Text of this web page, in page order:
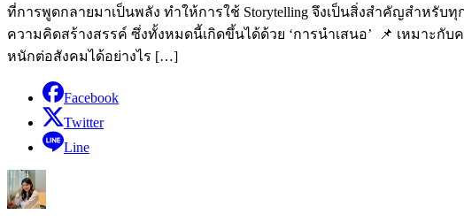
ที่การพูดกลายมาเป็นพลัง ทำให้การใช้ Storytelling จึงเป็นสิ่งสำคัญสำหรั
ความคิดสร้างสรรค์ ซึ่งทั้งหมดนี้เกิดขึ้นได้ด้วย ‘การนำเสนอ’ 📌 เหมาะกับ
หนักต่อสังคมได้อย่างไร […]
Facebook
Twitter
Line